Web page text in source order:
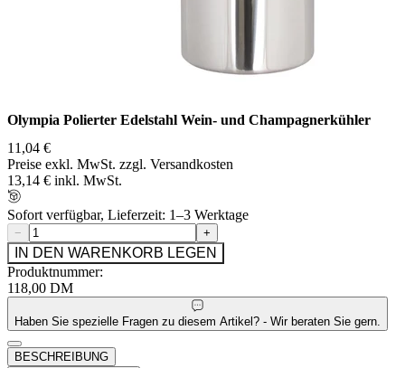
Olympia Polierter Edelstahl Wein- und Champagnerkühler
11,04 €
Preise exkl. MwSt. zzgl. Versandkosten
13,14 € inkl. MwSt.
Sofort verfügbar, Lieferzeit: 1–3 Werktage
− +
IN DEN WARENKORB LEGEN
Produktnummer:
118,00 DM
Haben Sie spezielle Fragen zu diesem Artikel? - Wir beraten Sie gern.
BESCHREIBUNG